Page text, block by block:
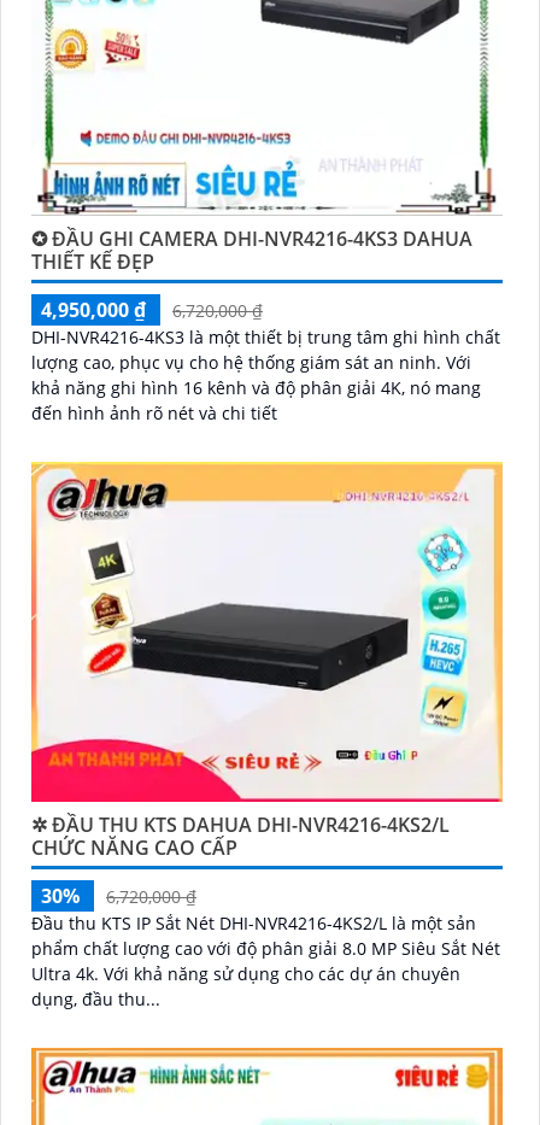
Hy vọng rằng những thông tin trên sẽ giúp bạn chọn
lựa được Camera Dahua chính hãng, giá rẻ và chất
lượng. Nếu bạn có thêm câu hỏi hoặc cần tư vấn
thêm, đừng ngần ngại để lại Cung cấp cho công trình
biết.
✪ ĐẦU GHI CAMERA DHI-NVR4216-4KS3 DAHUA
THIẾT KẾ ĐẸP
4,950,000 ₫
6,720,000 ₫
DHI-NVR4216-4KS3 là một thiết bị trung tâm ghi hình chất
lượng cao, phục vụ cho hệ thống giám sát an ninh. Với
khả năng ghi hình 16 kênh và độ phân giải 4K, nó mang
đến hình ảnh rõ nét và chi tiết
✲ ĐẦU THU KTS DAHUA DHI-NVR4216-4KS2/L
CHỨC NĂNG CAO CẤP
30%
6,720,000 ₫
Đầu thu KTS IP Sắt Nét DHI-NVR4216-4KS2/L là một sản
phẩm chất lượng cao với độ phân giải 8.0 MP Siêu Sắt Nét
Ultra 4k. Với khả năng sử dụng cho các dự án chuyên
dụng, đầu thu...